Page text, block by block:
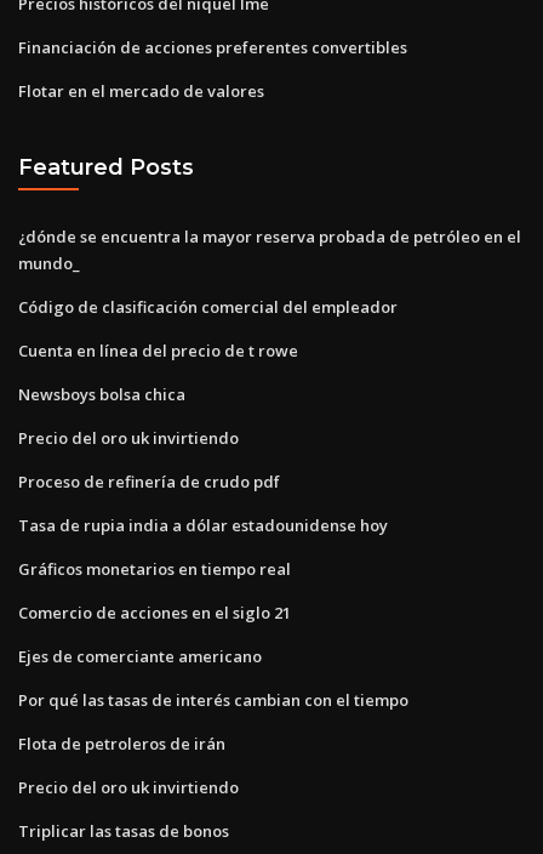
Financiación de acciones preferentes convertibles
Flotar en el mercado de valores
Featured Posts
¿dónde se encuentra la mayor reserva probada de petróleo en el
mundo_
Código de clasificación comercial del empleador
Cuenta en línea del precio de t rowe
Newsboys bolsa chica
Precio del oro uk invirtiendo
Proceso de refinería de crudo pdf
Tasa de rupia india a dólar estadounidense hoy
Gráficos monetarios en tiempo real
Comercio de acciones en el siglo 21
Ejes de comerciante americano
Por qué las tasas de interés cambian con el tiempo
Flota de petroleros de irán
Precio del oro uk invirtiendo
Triplicar las tasas de bonos